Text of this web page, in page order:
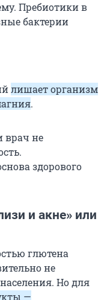
Пребиотики в
бактерии
лишает организм
.
врач не
здорового
и акне» или
глютена
не
населения. Но для
—